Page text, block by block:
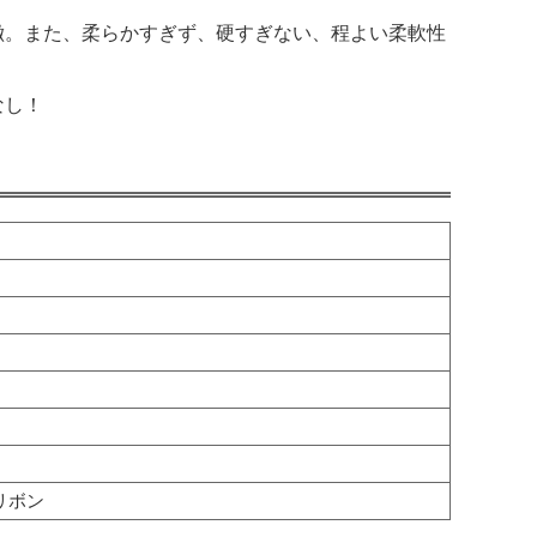
また、柔らかすぎず、硬すぎない、程よい柔軟性
！
ボン